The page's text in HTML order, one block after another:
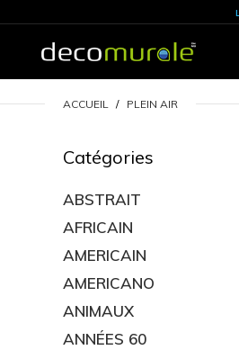
ACCUEIL PLEIN AIR
Catégories
ABSTRAIT
AFRICAIN
AMERICAIN
AMERICANO
ANIMAUX
ANNÉES 60